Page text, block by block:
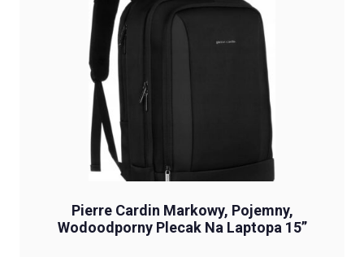
Pierre Cardin Markowy, Pojemny,
Wodoodporny Plecak Na Laptopa 15”